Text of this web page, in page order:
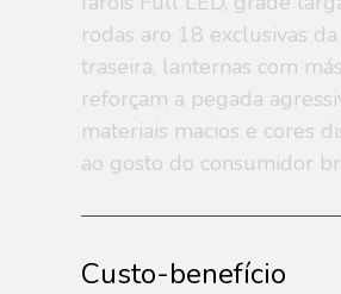
rodas aro 18 exclusivas
traseira, lanternas com
reforçam a pegada
materiais macios e cores
ao gosto do consumidor
Custo-benefício